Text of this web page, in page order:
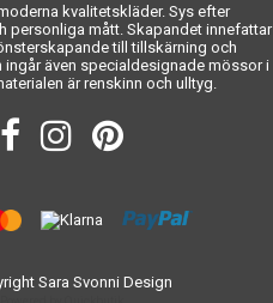
kvalitetskläder. Sys efter
personliga mått. Skapandet innefattar
till tillskärning och
ingår även specialdesignade mössor i
är renskinn och ulltyg.
Sara Svonni Design